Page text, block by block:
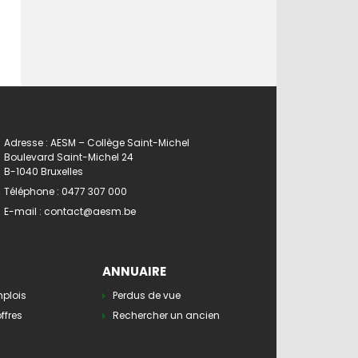
Adresse : AESM – Collège Saint-Michel
Boulevard Saint-Michel 24
B-1040 Bruxelles
Téléphone : 0477 307 000
E-mail : contact@aesm.be
ANNUAIRE
Perdus de vue
Rechercher un ancien